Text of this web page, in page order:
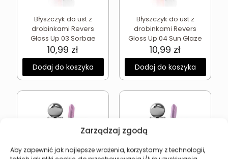
Zarządzaj zgodą
Aby zapewnić jak najlepsze wrażenia, korzystamy z technologii,
Błyszczyk do ust z
drobinkami Revers
Gloss Up 03 Sorbae
10,99 zł
Dodaj do koszyka
Błyszczyk do ust z
drobinkami Revers
Gloss Up 04 Sun Glaze
10,99 zł
Dodaj do koszyka